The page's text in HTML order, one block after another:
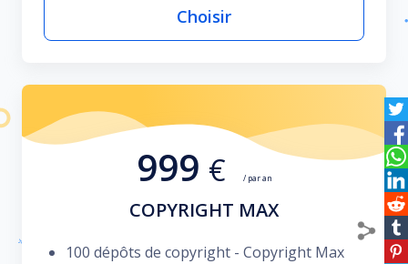
Choisir
999 € / par an
COPYRIGHT MAX
100 dépôts de copyright - Copyright Max